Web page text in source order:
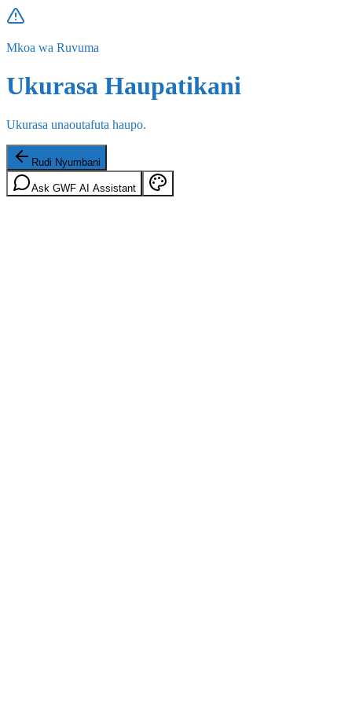
Mkoa wa Ruvuma
Ukurasa Haupatikani
Ukurasa unaoutafuta haupo.
Rudi Nyumbani
Ask GWF AI Assistant